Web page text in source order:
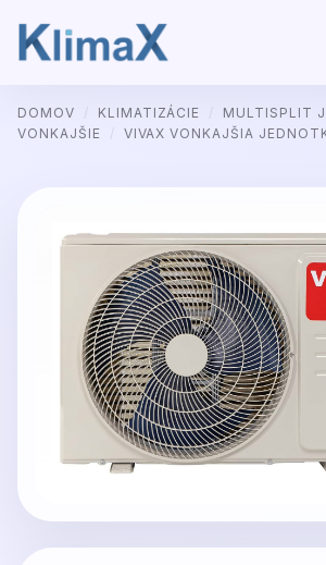
na
DOMOV / KLIMATIZÁCIE / MULTISPLIT
VONKAJŠIE
VIVAX VONKAJŠIA